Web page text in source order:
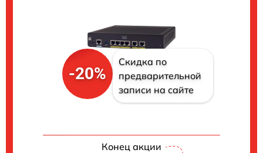
-20%
Скидка по
предварительной
записи на сайте
Конец акции